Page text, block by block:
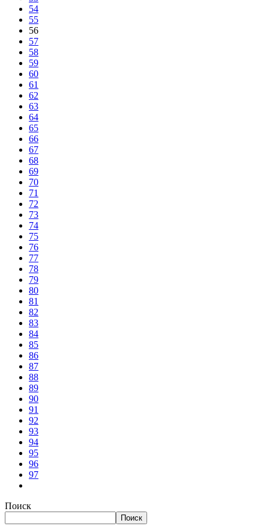
54
55
56
57
58
59
60
61
62
63
64
65
66
67
68
69
70
71
72
73
74
75
76
77
78
79
80
81
82
83
84
85
86
87
88
89
90
91
92
93
94
95
96
97
Поиск
Поиск